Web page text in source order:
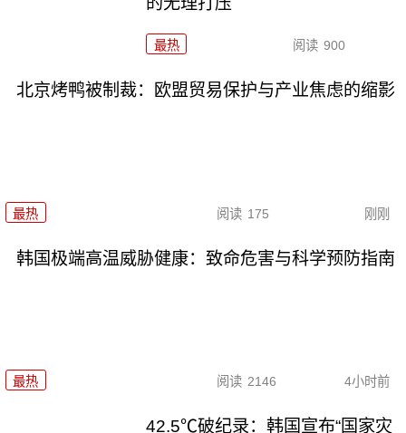
最热 阅读 900
北京烤鸭被制裁：欧盟贸易保护与产业焦虑的缩影
最热 阅读 175 刚刚
韩国极端高温威胁健康：致命危害与科学预防指南
最热 阅读 2146 4小时前
42.5℃破纪录：韩国宣布“国家灾